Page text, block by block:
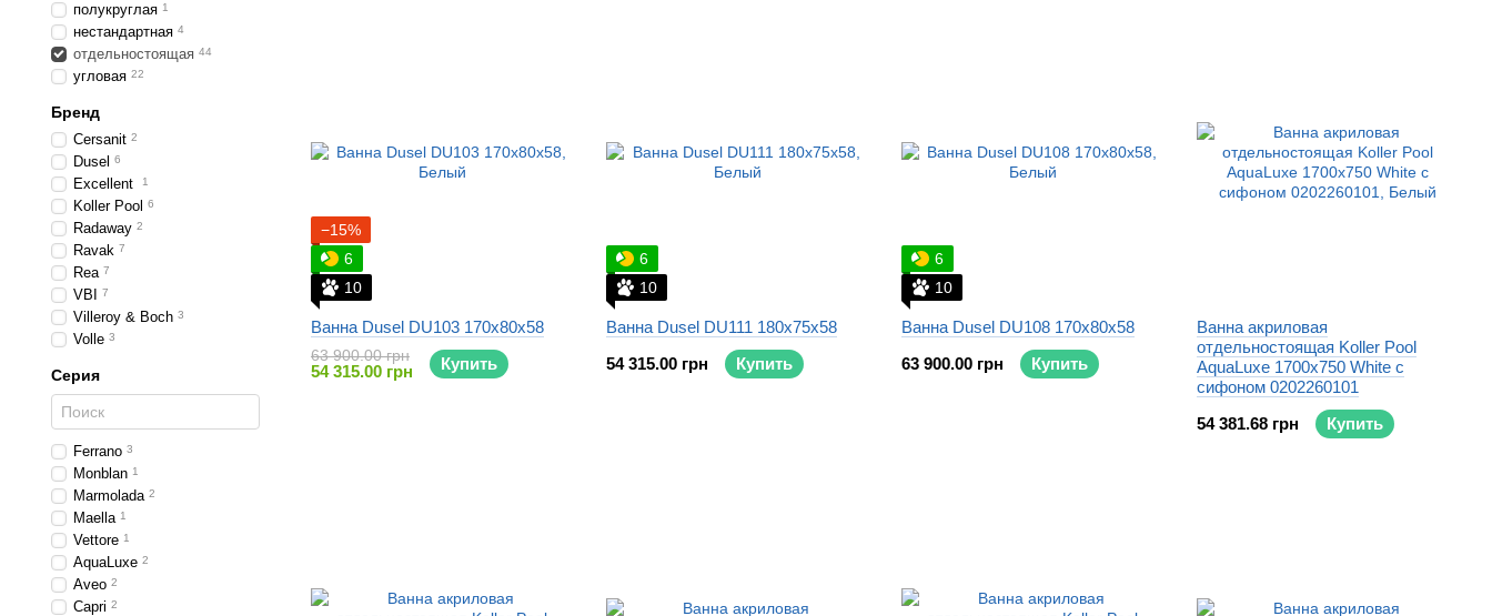
−15%
6
10
Ванна Dusel DU103 170x80x58
63 900.00 грн
54 315.00 грн Купить
6
10
Ванна Dusel DU111 180x75x58
54 315.00 грн
Купить
6
10
Ванна Dusel DU108 170x80x58
63 900.00 грн
Купить
Ванна акриловая
отдельностоящая Koller Pool
AquaLuxe 1700x750 White с
сифоном 0202260101
54 381.68 грн
Купить
полукруглая 1
нестандартная 4
отдельностоящая 44
угловая 22
Бренд
Cersanit 2
Dusel 6
Excellent 1
Koller Pool 6
Radaway 2
Ravak 7
Rea 7
VBI 7
Villeroy & Boch 3
Volle 3
Серия
Ferrano 3
Monblan 1
Marmolada 2
Maella 1
Vettore 1
AquaLuxe 2
Aveo 2
Capri 2